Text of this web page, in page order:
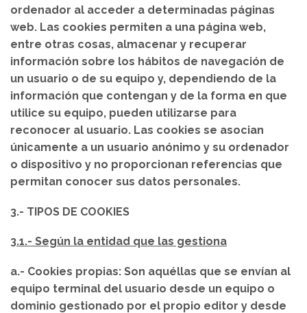
ordenador al acceder a determinadas páginas
web. Las cookies permiten a una página web,
entre otras cosas, almacenar y recuperar
información sobre los hábitos de navegación de
un usuario o de su equipo y, dependiendo de la
información que contengan y de la forma en que
utilice su equipo, pueden utilizarse para
reconocer al usuario. Las cookies se asocian
únicamente a un usuario anónimo y su ordenador
o dispositivo y no proporcionan referencias que
permitan conocer sus datos personales.
3.- TIPOS DE COOKIES
3.1.- Según la entidad que las gestiona
a.- Cookies propias: Son aquéllas que se envían al
equipo terminal del usuario desde un equipo o
dominio gestionado por el propio editor y desde